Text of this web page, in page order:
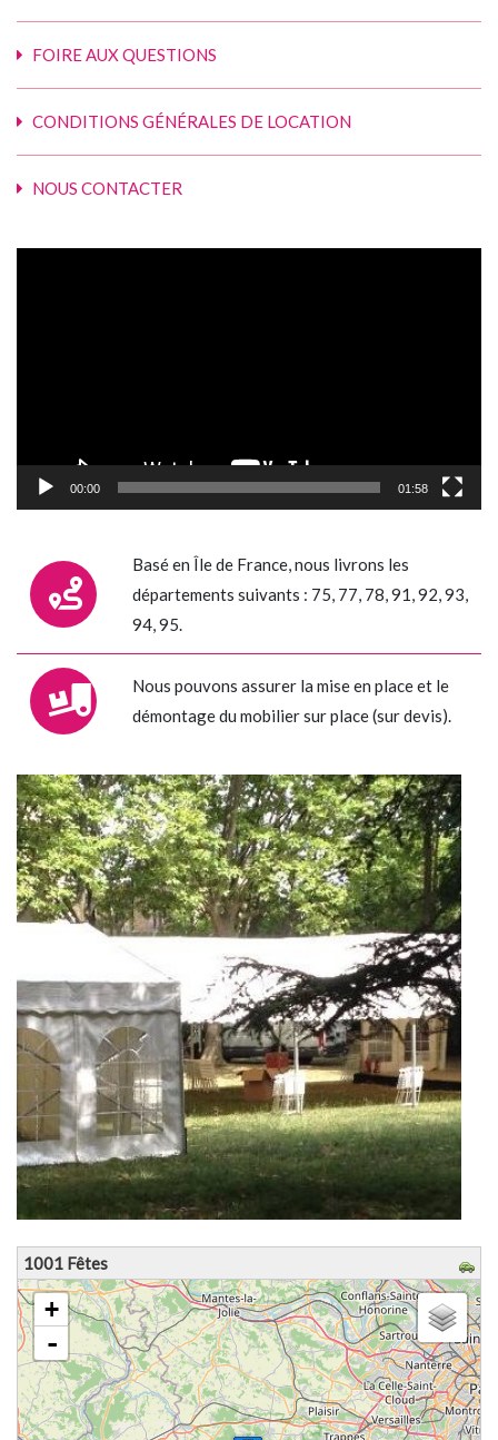
FOIRE AUX QUESTIONS
CONDITIONS GÉNÉRALES DE LOCATION
NOUS CONTACTER
00:00 01:58
Basé en Île de France, nous livrons les
départements suivants : 75, 77, 78, 91, 92, 93,
94, 95.
Nous pouvons assurer la mise en place et le
démontage du mobilier sur place (sur devis).
1001 Fêtes
chargement de la carte - veuillez patienter...
+
-